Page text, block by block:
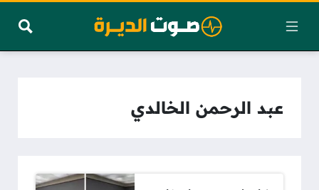
عبد الرحمن الخالدي